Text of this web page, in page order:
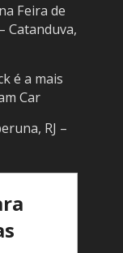
Feira de
Catanduva,
é a mais
Car
RJ –